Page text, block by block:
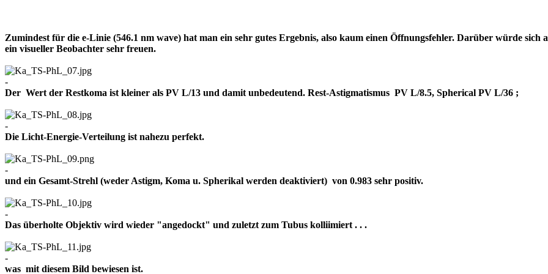
Zumindest für die e-Linie (546.1 nm wave) hat man ein sehr gutes Ergebnis, also kaum einen Öffnungsfehler. Darüber würde sich
ein visueller Beobachter sehr freuen.
-
Der Wert der Restkoma ist kleiner als PV L/13 und damit unbedeutend. Rest-Astigmatismus PV L/8.5, Spherical PV L/36 ;
-
Die Licht-Energie-Verteilung ist nahezu perfekt.
-
und ein Gesamt-Strehl (weder Astigm, Koma u. Spherikal werden deaktiviert) von 0.983 sehr positiv.
-
Das überholte Objektiv wird wieder "angedockt" und zuletzt zum Tubus kolliimiert . . .
-
was mit diesem Bild bewiesen ist.